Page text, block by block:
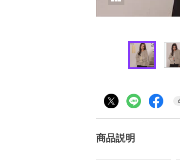
商品説明